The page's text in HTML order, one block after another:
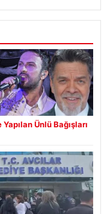
Ünlü Bağışları